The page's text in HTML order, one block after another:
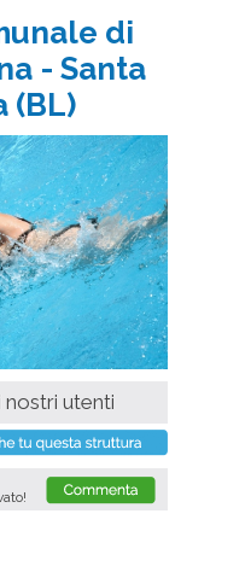
di
- Santa
(BL)
utenti